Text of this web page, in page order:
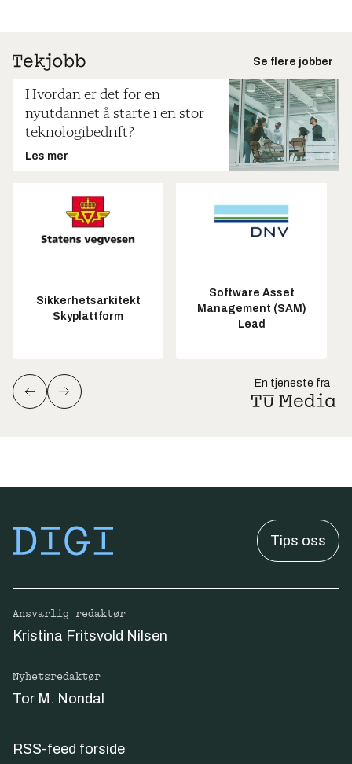
Se flere jobber
Hvordan er det for en
nyutdannet å starte i en stor
teknologibedrift?
Les mer
Sikkerhetsarkitekt
Skyplattform
Software Asset
Management (SAM)
Lead
En tjeneste fra
Tips oss
Ansvarlig redaktør
Kristina Fritsvold Nilsen
Nyhetsredaktør
Tor M. Nondal
RSS-feed forside